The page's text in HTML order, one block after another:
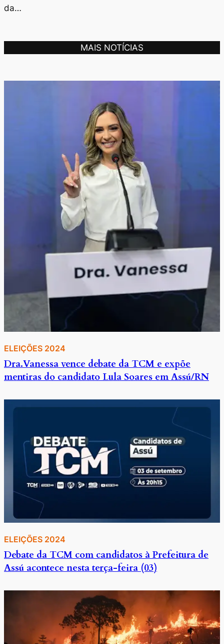
da…
MAIS NOTÍCIAS
ELEIÇÕES 2024
Dra.Vanessa vence debate da TCM e expõe
mentiras do candidato Lula Soares em Assú/RN
ELEIÇÕES 2024
Debate da TCM com candidatos à Prefeitura de
Assú acontece nesta terça-feira (03)